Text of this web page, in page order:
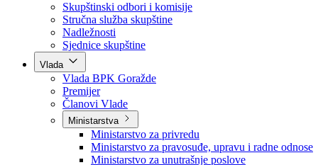
Poslanici po strankama
Poslanici po klubovima naroda
Kolegij skupštine
Skupštinski odbori i komisije
Stručna služba skupštine
Nadležnosti
Sjednice skupštine
Vlada
Vlada BPK Goražde
Premijer
Članovi Vlade
Ministarstva